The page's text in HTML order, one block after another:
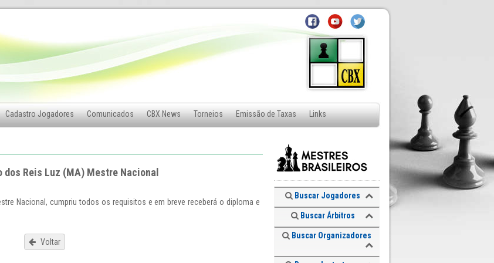
Cadastro Jogadores Comunicados CBX News Torneios Emissão de Taxas Links
dos Reis Luz (MA) Mestre Nacional
Nacional, cumpriu todos os requisitos e em breve receberá o diploma e
Voltar
Buscar Jogadores
Buscar Árbitros
Buscar Organizadores